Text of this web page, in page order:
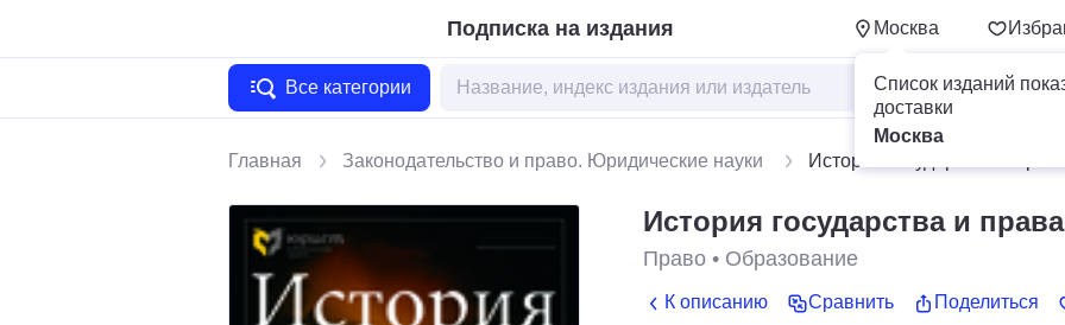
Подписка на издания Москва
Список изданий
доставки
Москва
Все категории
Главная Законодательство и право. Юридические науки История государства и
История государства и права
Право • Образование
К описанию Сравнить Поделиться